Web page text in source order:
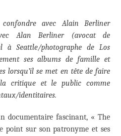
avec Alain Berliner
Alan Berliner (avocat de
à Seattle/photographe de Los
ses albums de famille et
lorsqu’il se met en tête de faire
critique et le public comme
identitaires.
documentaire fascinant, « The
point sur son patronyme et ses